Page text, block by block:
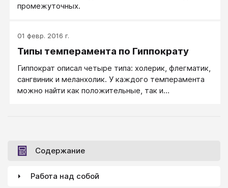
промежуточных.
01 февр. 2016 г.
Типы темперамента по Гиппократу
Гиппократ описал четыре типа: холерик, флегматик,
сангвиник и меланхолик. У каждого темперамента
можно найти как положительные, так и
Содержание
Работа над собой